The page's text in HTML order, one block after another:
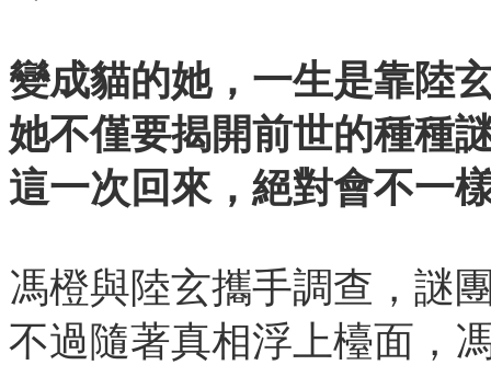
變成貓的她，一生是靠陸
她不僅要揭開前世的種種
這一次回來，絕對會不一
馮橙與陸玄攜手調查，謎
不過隨著真相浮上檯面，